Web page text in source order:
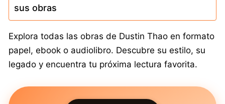
sus obras
Explora todas las obras de Dustin Thao en formato
papel, ebook o audiolibro. Descubre su estilo, su
legado y encuentra tu próxima lectura favorita.